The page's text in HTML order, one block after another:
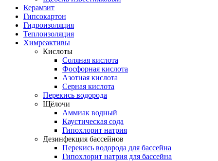
Керамзит
Гипсокартон
Гидроизоляция
Теплоизоляция
Химреактивы
Кислоты
Соляная кислота
Фосфорная кислота
Азотная кислота
Серная кислота
Перекись водорода
Щёлочи
Аммиак водный
Каустическая сода
Гипохлорит натрия
Дезинфекция бассейнов
Перекись водорода для бассейна
Гипохлорит натрия для бассейна